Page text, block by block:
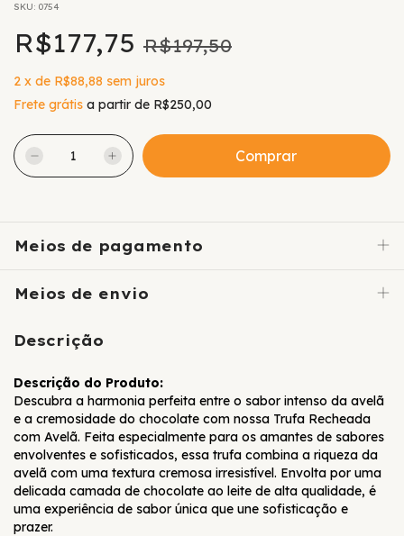
SKU: 0754
R$177,75 R$197,50
2 x de R$88,88 sem juros
Frete grátis a partir de R$250,00
Meios de pagamento
Meios de envio
Descrição
Descrição do Produto:
Descubra a harmonia perfeita entre o sabor intenso da avelã
e a cremosidade do chocolate com nossa Trufa Recheada
com Avelã. Feita especialmente para os amantes de sabores
envolventes e sofisticados, essa trufa combina a riqueza da
avelã com uma textura cremosa irresistível. Envolta por uma
delicada camada de chocolate ao leite de alta qualidade, é
uma experiência de sabor única que une sofisticação e
prazer.